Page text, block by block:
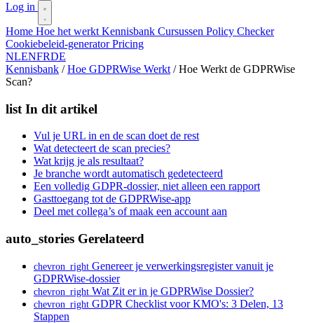
Log in
Home Hoe het werkt Kennisbank Cursussen Policy Checker
Cookiebeleid-generatorPricing
NLENFRDE
Kennisbank / Hoe GDPRWise Werkt / Hoe Werkt de GDPRWise
Scan?
list In dit artikel
Vul je URL in en de scan doet de rest
Wat detecteert de scan precies?
Wat krijg je als resultaat?
Je branche wordt automatisch gedetecteerd
Een volledig GDPR-dossier, niet alleen een rapport
Gasttoegang tot de GDPRWise-app
Deel met collega’s of maak een account aan
auto_stories Gerelateerd
chevron_right Genereer je verwerkingsregister vanuit je
GDPRWise-dossier
chevron_right Wat Zit er in je GDPRWise Dossier?
chevron_right GDPR Checklist voor KMO's: 3 Delen, 13
Stappen